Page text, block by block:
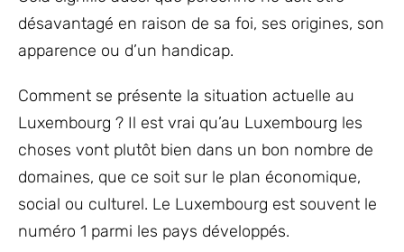
désavantagé en raison de sa foi, ses origines, son
apparence ou d’un handicap.
Comment se présente la situation actuelle au
Luxembourg ? Il est vrai qu’au Luxembourg les
choses vont plutôt bien dans un bon nombre de
domaines, que ce soit sur le plan économique,
social ou culturel. Le Luxembourg est souvent le
numéro 1 parmi les pays développés.